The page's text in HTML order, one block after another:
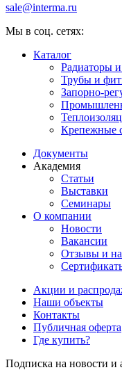
sale@interma.ru
Мы в соц. сетях:
Каталог
Радиаторы
Трубы и
Запорно-
Крепежные
Документы
Академия
Статьи
Выставки
Семинары
О компании
Новости
Вакансии
Отзывы и
Акции и
Наши объекты
Контакты
Публичная оферта
Где купить?
Подписка на новости и